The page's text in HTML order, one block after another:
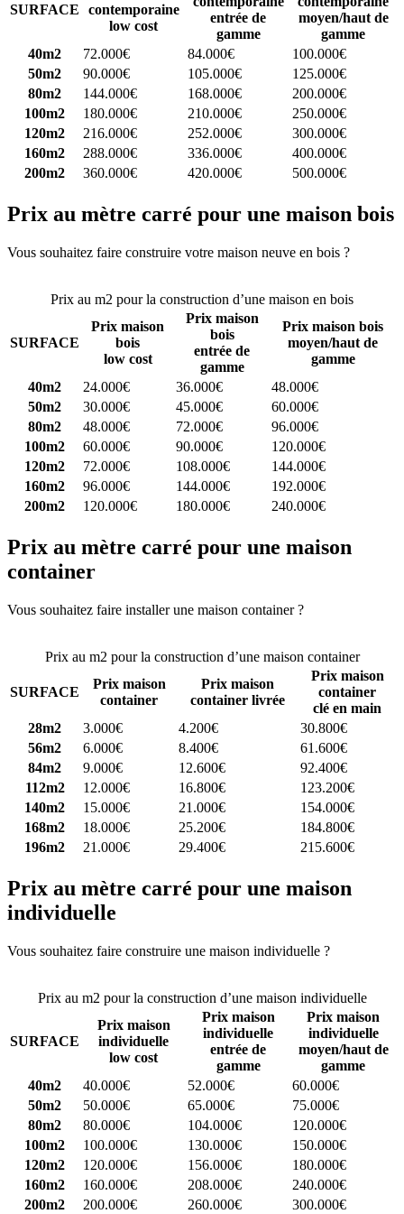
SURFACE
contemporaine
low cost
entrée de
gamme
moyen/haut de
gamme
40m2
72.000€ 84.000€
100.000€
50m2
90.000€ 105.000€
125.000€
80m2
144.000€ 168.000€
200.000€
100m2
180.000€ 210.000€
250.000€
120m2
216.000€ 252.000€
300.000€
160m2
288.000€ 336.000€
400.000€
200m2
360.000€ 420.000€ 500.000€
Prix au mètre carré pour une maison bois
Vous souhaitez faire construire votre maison neuve en bois ?
Prix au m2 pour la construction d’une maison en bois
SURFACE
Prix maison
bois
low cost
Prix maison
bois
entrée de
gamme
Prix maison bois
moyen/haut de
gamme
40m2
24.000€ 36.000€
48.000€
50m2
30.000€ 45.000€
60.000€
80m2
48.000€ 72.000€
96.000€
100m2
60.000€ 90.000€
120.000€
120m2
72.000€ 108.000€
144.000€
160m2
96.000€ 144.000€
192.000€
200m2
120.000€ 180.000€ 240.000€
Prix au mètre carré pour une maison
container
Vous souhaitez faire installer une maison container ?
Prix au m2 pour la construction d’une maison container
SURFACE
Prix maison
container
Prix maison
container livrée
Prix maison
container
clé en main
28m2
3.000€ 4.200€
30.800€
56m2
6.000€ 8.400€
61.600€
84m2
9.000€ 12.600€
92.400€
112m2
12.000€ 16.800€
123.200€
140m2
15.000€ 21.000€
154.000€
168m2
18.000€ 25.200€
184.800€
196m2
21.000€ 29.400€ 215.600€
Prix au mètre carré pour une maison
individuelle
Vous souhaitez faire construire une maison individuelle ?
Prix au m2 pour la construction d’une maison individuelle
SURFACE
Prix maison
individuelle
low cost
Prix maison
individuelle
entrée de
gamme
Prix maison
individuelle
moyen/haut de
gamme
40m2
40.000€ 52.000€
60.000€
50m2
50.000€ 65.000€
75.000€
80m2
80.000€ 104.000€
120.000€
100m2
100.000€ 130.000€
150.000€
120m2
120.000€ 156.000€
180.000€
160m2
160.000€ 208.000€
240.000€
200m2
200.000€ 260.000€ 300.000€